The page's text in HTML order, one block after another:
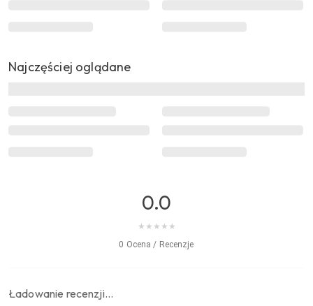
Najczęściej oglądane
0.0
★ ★ ★ ★ ★
0 Ocena / Recenzje
Ładowanie recenzji…